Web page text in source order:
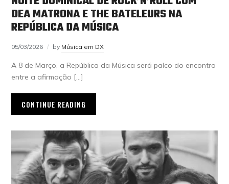
DEA MATRONA E THE BATELEURS NA
REPÚBLICA DA MÚSICA
05/03/2026 by Música em DX
A 8 de Março, a República da Música será palco do encontro
entre a afirmação […]
CONTINUE READING